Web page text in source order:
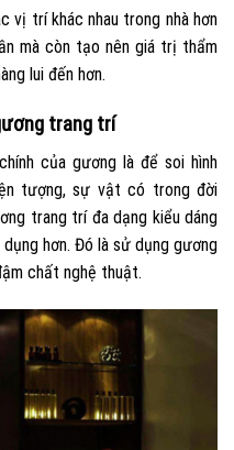
vị trí khác nhau trong nhà hơn
mà còn tạo nên giá trị thẩm
lui đến hơn.
trang trí
của gương là để soi hình
tượng, sự vật có trong đời
trang trí đa dạng kiểu dáng
hơn. Đó là sử dụng gương
chất nghệ thuật.